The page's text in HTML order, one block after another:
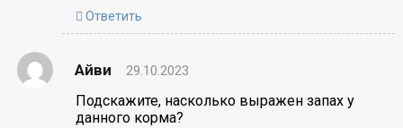
Ответить
Айви 29.10.2023
Подскажите, насколько выражен запах у
данного корма?